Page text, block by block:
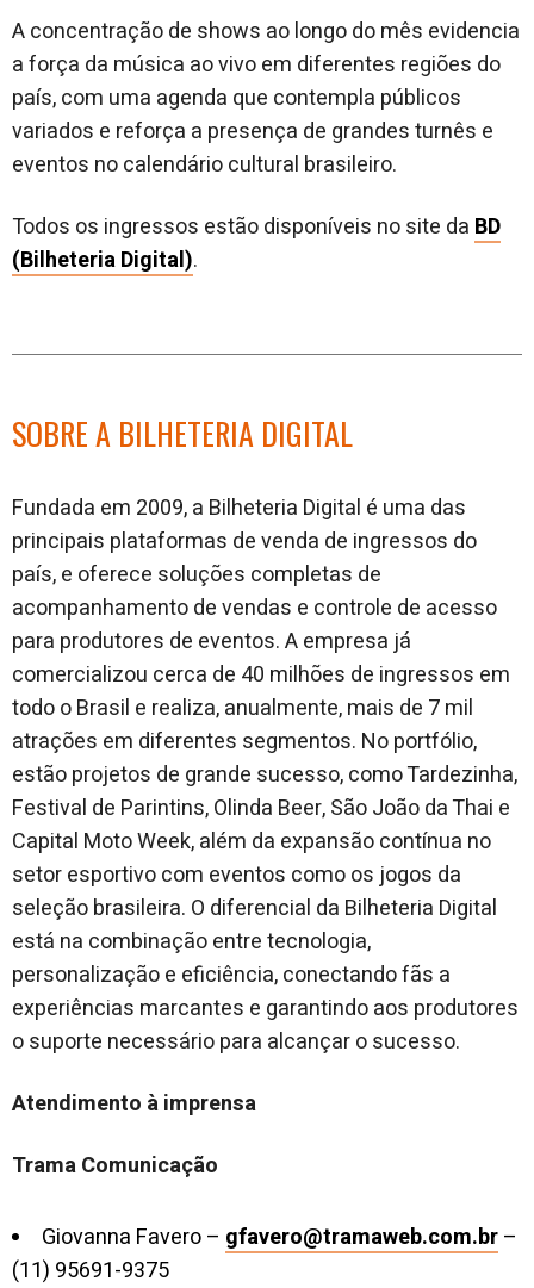
A concentração de shows ao longo do mês evidencia
a força da música ao vivo em diferentes regiões do
país, com uma agenda que contempla públicos
variados e reforça a presença de grandes turnês e
eventos no calendário cultural brasileiro.
Todos os ingressos estão disponíveis no site da BD
(Bilheteria Digital).
SOBRE A BILHETERIA DIGITAL
Fundada em 2009, a Bilheteria Digital é uma das
principais plataformas de venda de ingressos do
país, e oferece soluções completas de
acompanhamento de vendas e controle de acesso
para produtores de eventos. A empresa já
comercializou cerca de 40 milhões de ingressos em
todo o Brasil e realiza, anualmente, mais de 7 mil
atrações em diferentes segmentos. No portfólio,
estão projetos de grande sucesso, como Tardezinha,
Festival de Parintins, Olinda Beer, São João da Thai e
Capital Moto Week, além da expansão contínua no
setor esportivo com eventos como os jogos da
seleção brasileira. O diferencial da Bilheteria Digital
está na combinação entre tecnologia,
personalização e eficiência, conectando fãs a
experiências marcantes e garantindo aos produtores
o suporte necessário para alcançar o sucesso.
Atendimento à imprensa
Trama Comunicação
Giovanna Favero – gfavero@tramaweb.com.br–
(11) 95691-9375